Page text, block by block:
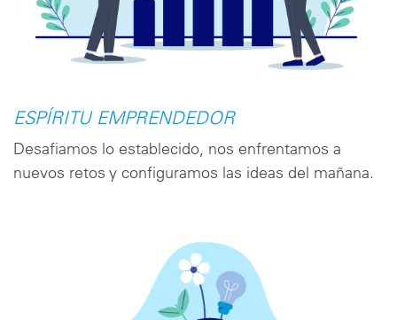
ESPÍRITU EMPRENDEDOR
Desafiamos lo establecido, nos enfrentamos a
nuevos retos y configuramos las ideas del mañana.